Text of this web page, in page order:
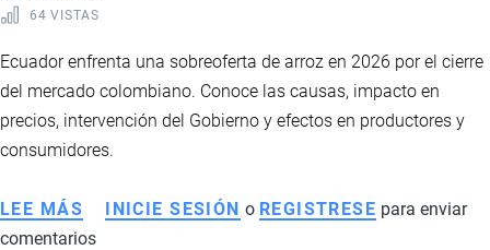
DEL
EN
64 VISTAS
Ecuador enfrenta una sobreoferta de arroz en 2026 por el cierre
del mercado colombiano. Conoce las causas, impacto en
precios, intervención del Gobierno y efectos en productores y
consumidores.
LEE MÁS SOBRE
SOBREOFERTA
INICIE SESIÓN o REGISTRESE para enviar
comentarios